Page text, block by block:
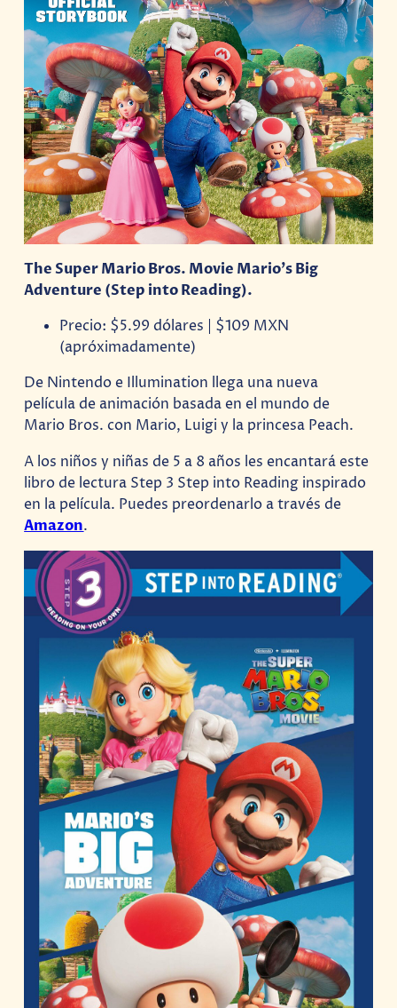
The Super Mario Bros. Movie Mario’s Big
Adventure (Step into Reading).
Precio: $5.99 dólares | $109 MXN
(apróximadamente)
De Nintendo e Illumination llega una nueva
película de animación basada en el mundo de
Mario Bros. con Mario, Luigi y la princesa Peach.
A los niños y niñas de 5 a 8 años les encantará este
libro de lectura Step 3 Step into Reading inspirado
en la película. Puedes preordenarlo a través de
Amazon.